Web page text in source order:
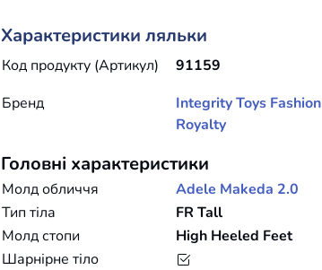
Характеристики ляльки
Код продукту (Артикул) 91159
Бренд
Integrity Toys Fashion
Royalty
Головні характеристики
Молд обличчя
Adele Makeda 2.0
Тип тіла
FR Tall
Молд стопи
High Heeled Feet
Шарнірне тіло